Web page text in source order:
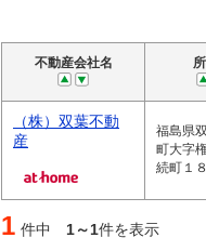
不動産会社名
（株）双葉不動
産
福島県
町大字
続町１
1 件中 1～1件を表示